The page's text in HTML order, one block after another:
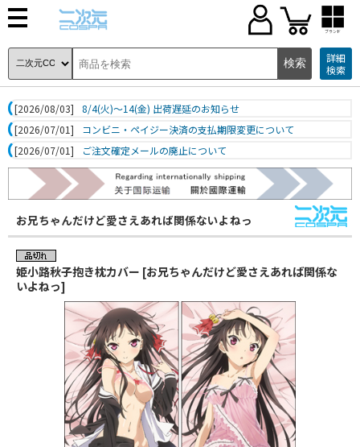
ブランド
詳細
検索
[2026/08/03]
8/4(火)～14(金) 出荷遅延のお知らせ
[2026/07/01]
コンビニ・ペイジー決済の支払期限変更について
[2026/07/01]
ご注文確定メールの廃止について
お兄ちゃんだけど愛さえあれば関係ないよねっ
姫小路秋子抱き枕カバー [お兄ちゃんだけど愛さえあれば関係な
いよねっ]